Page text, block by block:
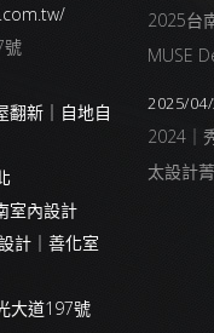
號
翻新｜自地自
室內設計
計｜善化室
大道197號
2025台
MUSE
2025/
2024｜
太設計